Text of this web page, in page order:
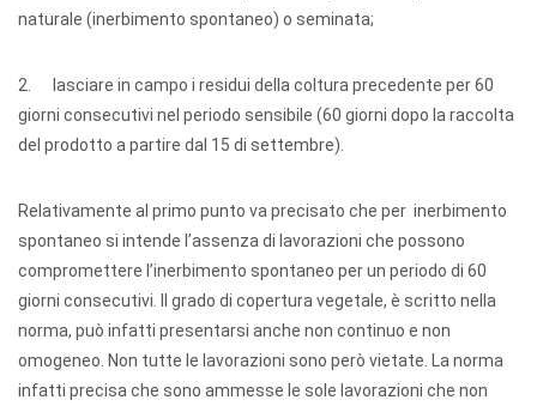
naturale (inerbimento spontaneo) o seminata;
2. lasciare in campo i residui della coltura precedente per 60
giorni consecutivi nel periodo sensibile (60 giorni dopo la raccolta
del prodotto a partire dal 15 di settembre).
Relativamente al primo punto va precisato che per inerbimento
spontaneo si intende l’assenza di lavorazioni che possono
compromettere l’inerbimento spontaneo per un periodo di 60
giorni consecutivi. Il grado di copertura vegetale, è scritto nella
norma, può infatti presentarsi anche non continuo e non
omogeneo. Non tutte le lavorazioni sono però vietate. La norma
infatti precisa che sono ammesse le sole lavorazioni che non